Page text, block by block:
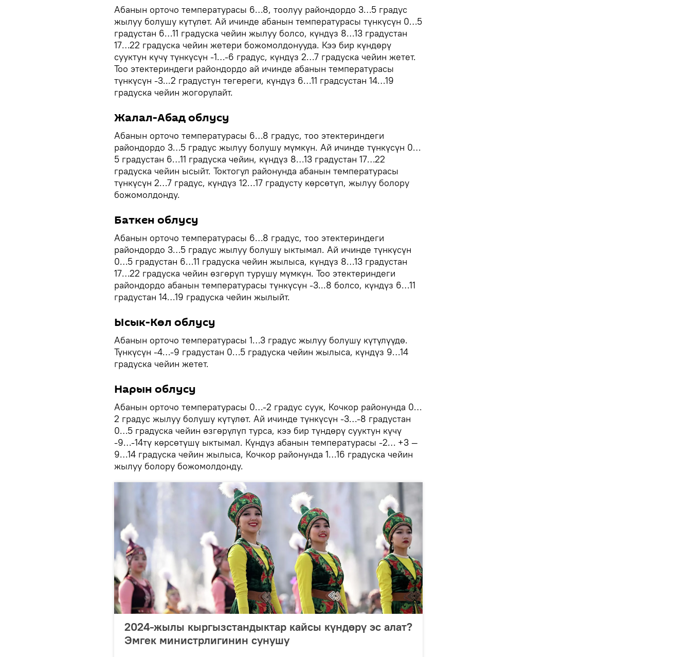
Абанын орточо температурасы 6…8, тоолуу райондордо 3…5 градус
жылуу болушу күтүлөт. Ай ичинде абанын температурасы түнкүсүн 0…5
градустан 6…11 градуска чейин жылуу болсо, күндүз 8…13 градустан
17…22 градуска чейин жетери божомолдонууда. Кээ бир күндөрү
сууктун күчү түнкүсүн -1…-6 градус, күндүз 2…7 градуска чейин жетет.
Тоо этектериндеги райондордо ай ичинде абанын температурасы
түнкүсүн -3...2 градустун тегереги, күндүз 6…11 градсустан 14…19
градуска чейин жогорулайт.
Жалал-Абад облусу
Абанын орточо температурасы 6…8 градус, тоо этектериндеги
райондордо 3…5 градус жылуу болушу мүмкүн. Ай ичинде түнкүсүн 0…
5 градустан 6…11 градуска чейин, күндүз 8…13 градустан 17…22
градуска чейин ысыйт. Токтогул районунда абанын температурасы
түнкүсүн 2…7 градус, күндүз 12…17 градусту көрсөтүп, жылуу болору
божомолдонду.
Баткен облусу
Абанын орточо температурасы 6…8 градус, тоо этектериндеги
райондордо 3…5 градус жылуу болушу ыктымал. Ай ичинде түнкүсүн
0…5 градустан 6…11 градуска чейин жылыса, күндүз 8…13 градустан
17…22 градуска чейин өзгөрүп турушу мүмкүн. Тоо этектериндеги
райондордо абанын температурасы түнкүсүн -3...8 болсо, күндүз 6…11
градустан 14…19 градуска чейин жылыйт.
Ысык-Көл облусу
Абанын орточо температурасы 1…3 градус жылуу болушу күтүлүүдө.
Түнкүсүн -4…-9 градустан 0…5 градуска чейин жылыса, күндүз 9…14
градуска чейин жетет.
Нарын облусу
Абанын орточо температурасы 0…-2 градус суук, Кочкор районунда 0…
2 градус жылуу болушу күтүлөт. Ай ичинде түнкүсүн -3…-8 градустан
0…5 градуска чейин өзгөрүлүп турса, кээ бир түндөрү сууктун күчү
-9…-14тү көрсөтүшү ыктымал. Күндүз абанын температурасы -2… +3 —
9…14 градуска чейин жылыса, Кочкор районунда 1…16 градуска чейин
жылуу болору божомолдонду.
2024-жылы кыргызстандыктар кайсы күндөрү эс алат?
Эмгек министрлигинин сунушу